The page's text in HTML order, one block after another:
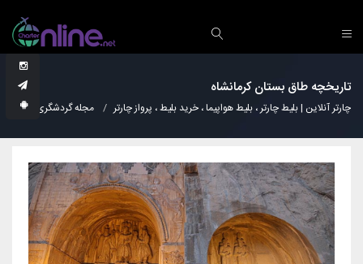
تاریخچه طاق بستان کرمانشاه
چارتر آنلاین | بلیط چارتر ، بلیط هواپیما ، خرید بلیط ، پرواز چارتر مجله گردشگری